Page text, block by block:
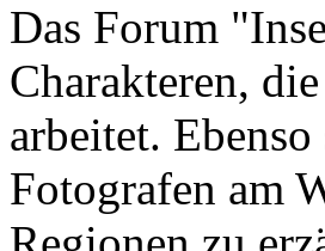
Das Forum
Charakteren,
arbeitet.
Fotografen am